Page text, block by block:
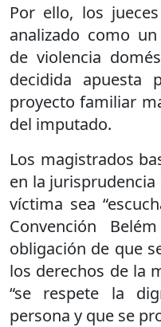
Por ello, los
analizado como
de violencia
decidida apuesta
proyecto familiar
del imputado.
Los magistrados
en la
víctima sea
Convención
obligación de que
los derechos de la
“se respete la
persona y que se